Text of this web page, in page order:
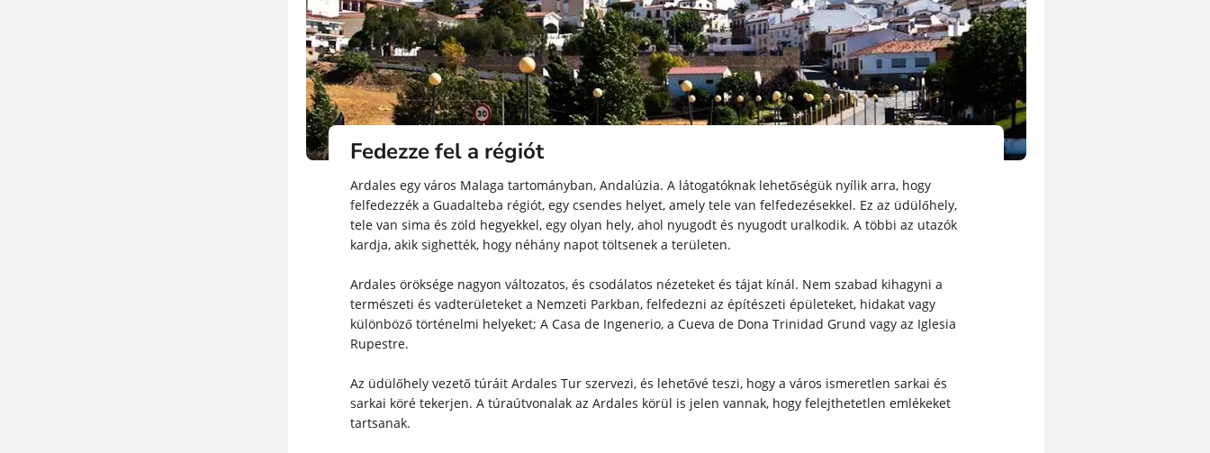
Fedezze fel a régiót
Ardales egy város Malaga tartományban, Andalúzia. A látogatóknak lehetőségük nyílik arra, hogy
felfedezzék a Guadalteba régiót, egy csendes helyet, amely tele van felfedezésekkel. Ez az üdülőhely,
tele van sima és zöld hegyekkel, egy olyan hely, ahol nyugodt és nyugodt uralkodik. A többi az utazók
kardja, akik sighették, hogy néhány napot töltsenek a területen.
Ardales öröksége nagyon változatos, és csodálatos nézeteket és tájat kínál. Nem szabad kihagyni a
természeti és vadterületeket a Nemzeti Parkban, felfedezni az építészeti épületeket, hidakat vagy
különböző történelmi helyeket; A Casa de Ingenerio, a Cueva de Dona Trinidad Grund vagy az Iglesia
Rupestre.
Az üdülőhely vezető túráit Ardales Tur szervezi, és lehetővé teszi, hogy a város ismeretlen sarkai és
sarkai köré tekerjen. A túraútvonalak az Ardales körül is jelen vannak, hogy felejthetetlen emlékeket
tartsanak.